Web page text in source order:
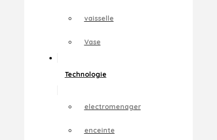
vaisselle
Vase
Technologie
electromenager
enceinte